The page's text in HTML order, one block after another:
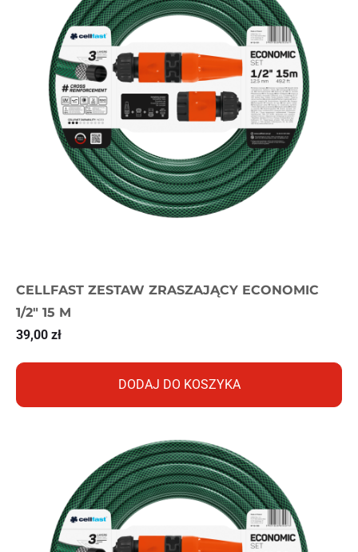
CELLFAST ZESTAW ZRASZAJĄCY ECONOMIC
1/2″ 15 M
39,00 zł
DODAJ DO KOSZYKA